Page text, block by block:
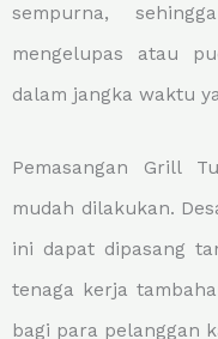
sempurna,
mengelupas atau
dalam jangka waktu
Pemasangan Grill
mudah dilakukan.
ini dapat dipasang
tenaga kerja
bagi para pelanggan